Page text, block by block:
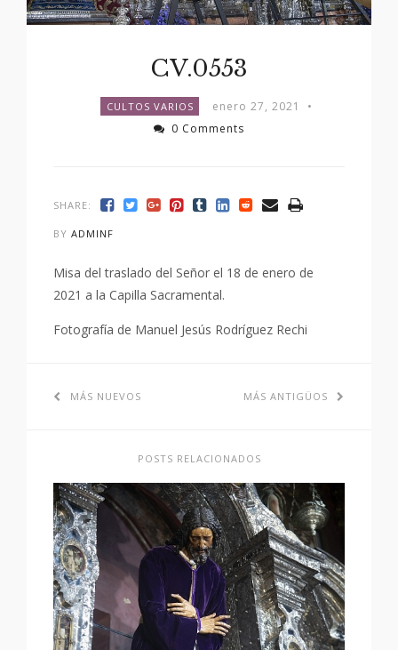
CV.0553
CULTOS VARIOS enero 27, 2021
•
0 Comments
SHARE:
BY ADMINF
Misa del traslado del Señor el 18 de enero de
2021 a la Capilla Sacramental.
Fotografía de Manuel Jesús Rodríguez Rechi
MÁS NUEVOS MÁS ANTIGÜOS
POSTS RELACIONADOS